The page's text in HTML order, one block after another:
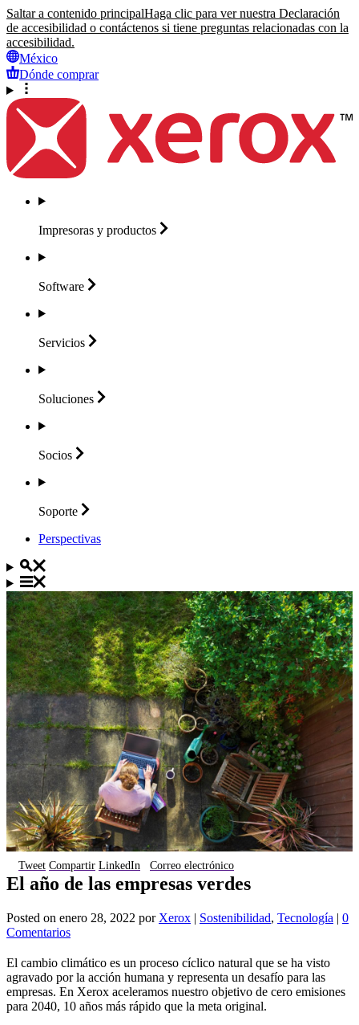
Saltar a contenido principalHaga clic para ver nuestra Declaración
de accesibilidad o contáctenos si tiene preguntas relacionadas con la
accesibilidad.
México
Dónde comprar
Impresoras y productos
Software
Servicios
Soluciones
Socios
Soporte
Perspectivas
Tweet Compartir LinkedIn Correo electrónico
El año de las empresas verdes
Posted on enero 28, 2022 por Xerox | Sostenibilidad, Tecnología | 0
Comentarios
El cambio climático es un proceso cíclico natural que se ha visto
agravado por la acción humana y representa un desafío para las
empresas. En Xerox aceleramos nuestro objetivo de cero emisiones
para 2040, 10 años más rápido que la meta original.